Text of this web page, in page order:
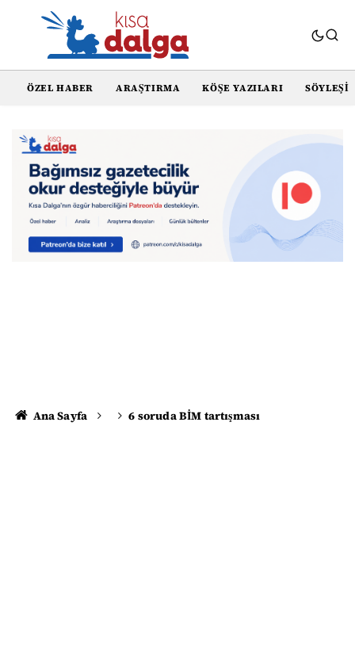
ÖZEL HABER ARAŞTIRMA KÖŞE YAZILARI SÖYLEŞI
Ana Sayfa 6 soruda BİM tartışması